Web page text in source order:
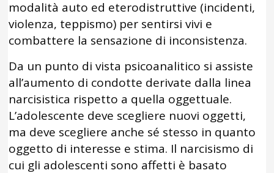
modalità auto ed eterodistruttive (incidenti,
violenza, teppismo) per sentirsi vivi e
combattere la sensazione di inconsistenza.
Da un punto di vista psicoanalitico si assiste
all’aumento di condotte derivate dalla linea
narcisistica rispetto a quella oggettuale.
L’adolescente deve scegliere nuovi oggetti,
ma deve scegliere anche sé stesso in quanto
oggetto di interesse e stima. Il narcisismo di
cui gli adolescenti sono affetti è basato